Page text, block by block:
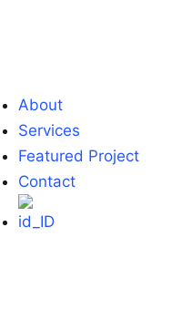
About
Services
Featured Project
Contact